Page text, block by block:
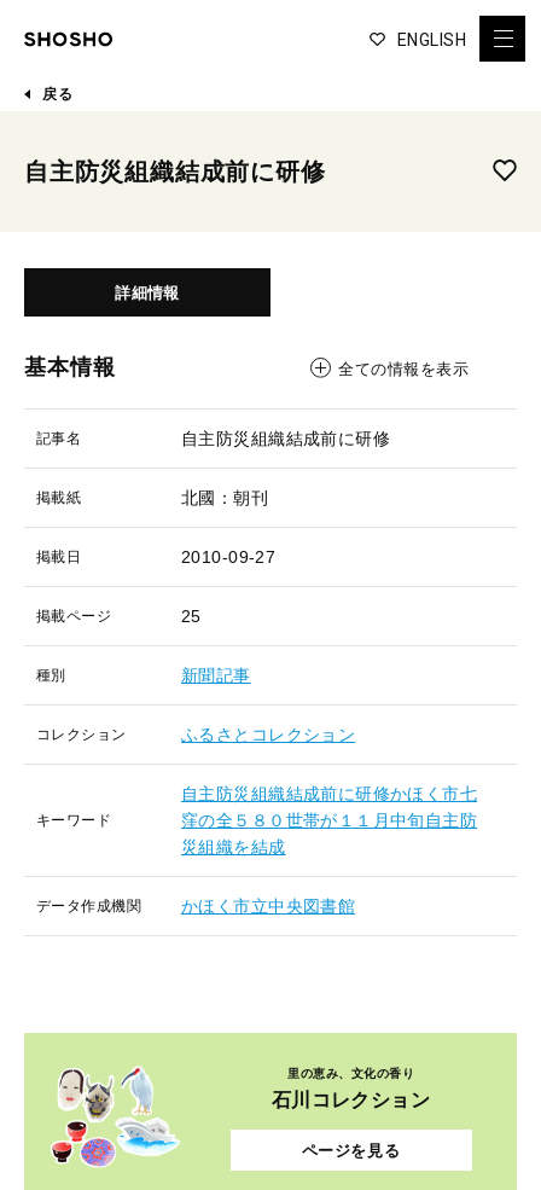
ENGLISH
戻る
自主防災組織結成前に研修
詳細情報
基本情報 全ての情報を表示
記事名 自主防災組織結成前に研修
掲載紙 北國：朝刊
掲載日 2010-09-27
掲載ページ 25
種別 新聞記事
コレクション ふるさとコレクション
キーワード
自主防災組織結成前に研修かほく市七
窪の全５８０世帯が１１月中旬自主防
災組織を結成
データ作成機関 かほく市立中央図書館
里の恵み、文化の香り
石川コレクション
ページを見る